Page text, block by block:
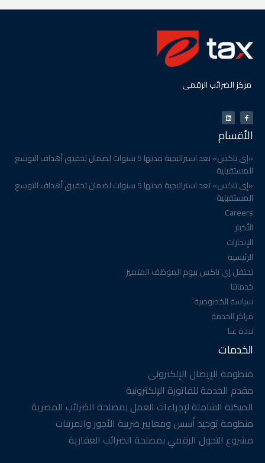
مركز الضرائب الرقمى
الأقسام
«إى تاكس» تعد استراتيجية مدتها 5 سنوات لضمان تحقيق أهداف التوسع
المستقبلية
«إى تاكس» تعد استراتيجية مدتها 5 سنوات لضمان تحقيق أهداف التوسع
المستقبلية
Careers
الأخبار
الإنجازات
الرئيسية
تحتفل إي تاكس بيوم الموظف المتميز
خدماتنا
سياسة الخصوصية
مراكز الخدمة
نبذة عنا
الخدمات
منظومة الإيصال الإلكترونى
مقدم الخدمة للفاتورة الإلكترونية
الميكنة الشاملة لإجراءات العمل بمصلحة الضرائب المصرية
منظومة توحيد أسس ومعايير ضريبة الأجور والمرتبات
مشروع التحول الرقمي بمصلحة الضرائب العقارية